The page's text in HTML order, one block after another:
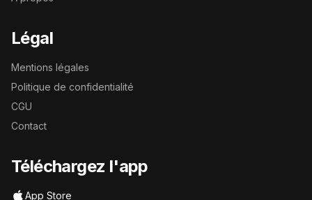
Légal
Mentions légales
Politique de confidentialité
CGU
Contact
Téléchargez l'app
App Store